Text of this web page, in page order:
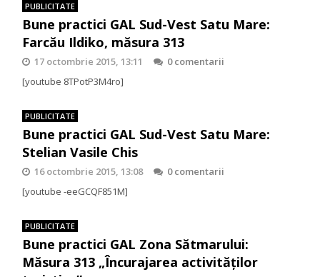
PUBLICITATE
Bune practici GAL Sud-Vest Satu Mare:
Farcău Ildiko, măsura 313
17 octombrie 2015, 13:11
0 comentarii
[youtube 8TPotP3M4ro]
PUBLICITATE
Bune practici GAL Sud-Vest Satu Mare:
Stelian Vasile Chis
16 octombrie 2015, 13:08
0 comentarii
[youtube -eeGCQF851M]
PUBLICITATE
Bune practici GAL Zona Sătmarului:
Măsura 313 „Încurajarea activităţilor